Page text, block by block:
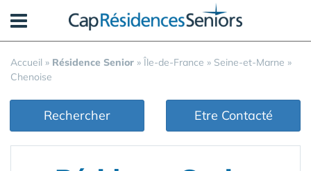
Accueil » Résidence Senior » Île-de-France » Seine-et-Marne »
Chenoise
Rechercher Etre Contacté